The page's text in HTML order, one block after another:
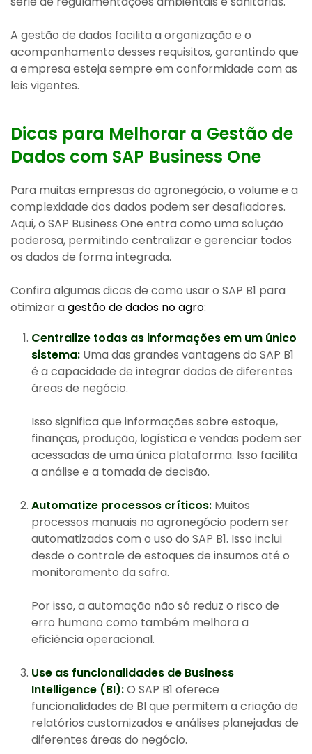
A gestão de dados facilita a organização e o
acompanhamento desses requisitos, garantindo que
a empresa esteja sempre em conformidade com as
leis vigentes.
Dicas para Melhorar a Gestão de
Dados com SAP Business One
Para muitas empresas do agronegócio, o volume e a
complexidade dos dados podem ser desafiadores.
Aqui, o SAP Business One entra como uma solução
poderosa, permitindo centralizar e gerenciar todos
os dados de forma integrada.
Confira algumas dicas de como usar o SAP B1 para
otimizar a gestão de dados no agro:
Centralize todas as informações em um único
sistema: Uma das grandes vantagens do SAP B1
é a capacidade de integrar dados de diferentes
áreas de negócio.
Isso significa que informações sobre estoque,
finanças, produção, logística e vendas podem ser
acessadas de uma única plataforma. Isso facilita
a análise e a tomada de decisão.
Automatize processos críticos: Muitos
processos manuais no agronegócio podem ser
automatizados com o uso do SAP B1. Isso inclui
desde o controle de estoques de insumos até o
monitoramento da safra.
Por isso, a automação não só reduz o risco de
erro humano como também melhora a
eficiência operacional.
Use as funcionalidades de Business
Intelligence (BI):O SAP B1 oferece
funcionalidades de BI que permitem a criação de
relatórios customizados e análises planejadas de
diferentes áreas do negócio.